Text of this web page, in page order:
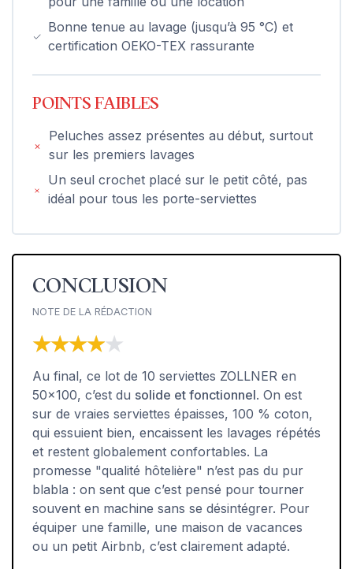
Bonne tenue au lavage (jusqu’à 95 °C) et
certification OEKO-TEX rassurante
POINTS FAIBLES
Peluches assez présentes au début, surtout
sur les premiers lavages
Un seul crochet placé sur le petit côté, pas
idéal pour tous les porte-serviettes
CONCLUSION
NOTE DE LA RÉDACTION
★★★★★
★★★★★
Au final, ce lot de 10 serviettes ZOLLNER en
50x100, c’est du solide et fonctionnel. On est
sur de vraies serviettes épaisses, 100 % coton,
qui essuient bien, encaissent les lavages répétés
et restent globalement confortables. La
promesse "qualité hôtelière" n’est pas du pur
blabla : on sent que c’est pensé pour tourner
souvent en machine sans se désintégrer. Pour
équiper une famille, une maison de vacances
ou un petit Airbnb, c’est clairement adapté.